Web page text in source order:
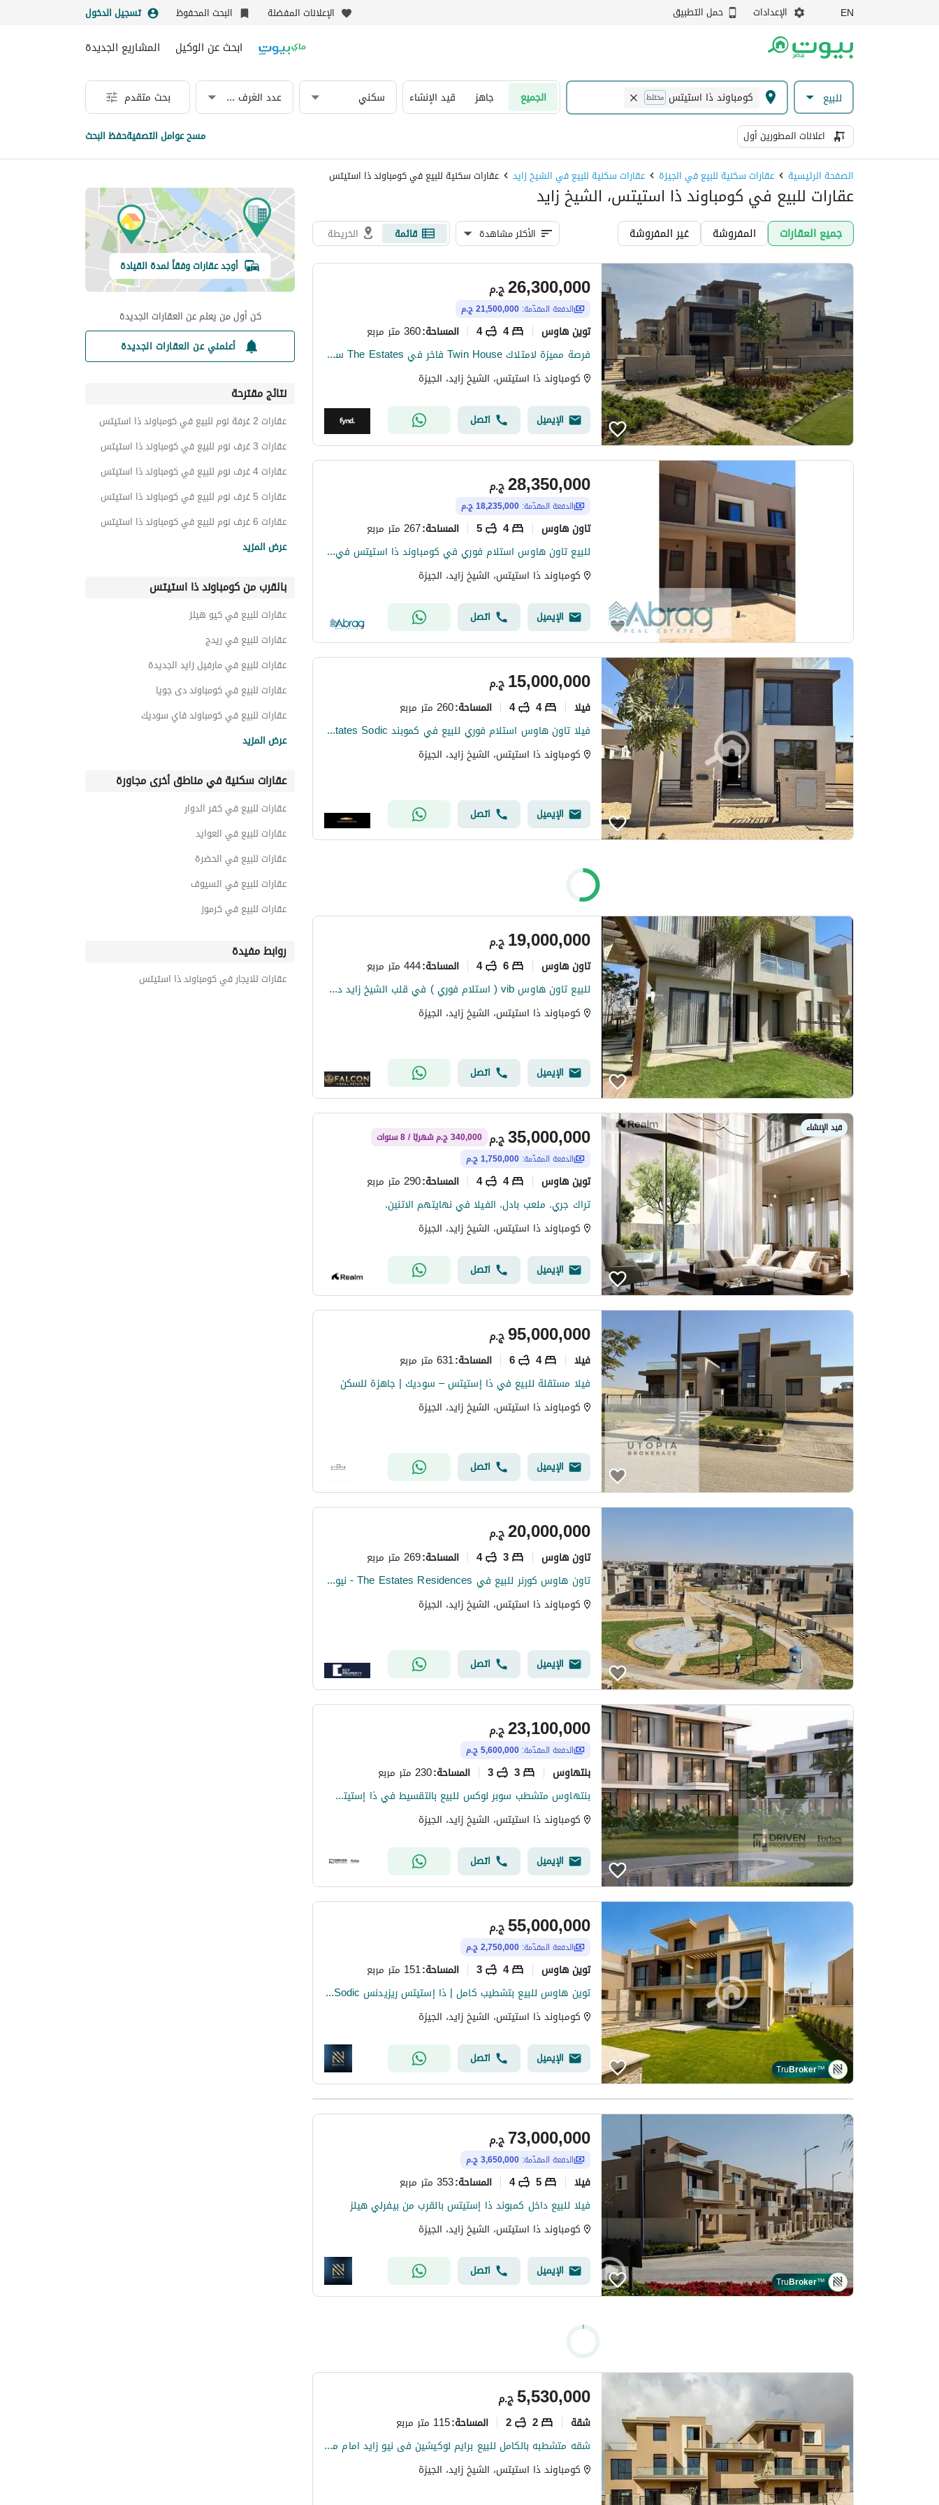
EN الإعدادات حمل التطبيق الإعلانات المفضلة البحث المحفوظ تسجيل الدخول
ابحث عن الوكيل المشاريع الجديدة
للبيع كومباوند ذا استيتس مختلط الجميع جاهز قيد الإنشاء سكني عدد الغرف & الحمامات بحث متقدم
اعلانات المطورين أول مسح عوامل التصفيةحفظ البحث
الصفحة الرئيسية عقارات سكنية للبيع في الجيزة عقارات سكنية للبيع في الشيخ زايد عقارات سكنية للبيع في كومباوند ذا استيتس
عقارات للبيع في كومباوند ذا استيتس، الشيخ زايد
جميع العقارات المفروشة غير المفروشة الأكثر مشاهدة قائمة الخريطة
ج.م26,300,000
الدفعة المقدّمة: 21,500,000 ج.م
توين هاوس 4
4 المساحة:360 متر مربع
فرصة مميزة لامتلاك Twin House فاخر في The Estates سوديك 360م أرض و290م مباني روف خاص واستلام فوري
كومباوند ذا استيتس، الشيخ زايد، الجيزة
الإيميل اتصل
ج.م28,350,000
الدفعة المقدّمة: 18,235,000 ج.م
تاون هاوس 4
5 المساحة:267 متر مربع
للبيع تاون هاوس استلام فوري في كومباوند ذا استيتس في زايد الجديدة
كومباوند ذا استيتس، الشيخ زايد، الجيزة
الإيميل اتصل
ج.م15,000,000
فیلا 4
4 المساحة:260 متر مربع
فيلا تاون هاوس استلام فوري للبيع في كموبند The Estates Sodic
كومباوند ذا استيتس، الشيخ زايد، الجيزة
الإيميل اتصل
ج.م19,000,000
تاون هاوس 6
4 المساحة:444 متر مربع
للبيع تاون هاوس vib ( استلام فوري ) في قلب الشيخ زايد دقائق من مطار سفنكس بجوار اعمال في سوديك استيتس Sodic Estates
كومباوند ذا استيتس، الشيخ زايد، الجيزة
الإيميل اتصل
قيد الإنشاء
ج.م35,000,000
340,000 ج.م شهريًا / 8 سنوات
الدفعة المقدّمة: 1,750,000 ج.م
توين هاوس 4
4 المساحة:290 متر مربع
تراك جري. ملعب بادل. الفيلا في نهايتهم الاتنين.
كومباوند ذا استيتس، الشيخ زايد، الجيزة
الإيميل اتصل
ج.م95,000,000
فیلا 4
6 المساحة:631 متر مربع
فيلا مستقلة للبيع في ذا إستيتس – سوديك | جاهزة للسكن
كومباوند ذا استيتس، الشيخ زايد، الجيزة
الإيميل اتصل
ج.م20,000,000
تاون هاوس 3
4 المساحة:269 متر مربع
تاون هاوس كورنر للبيع في The Estates Residences - نيو زايد
كومباوند ذا استيتس، الشيخ زايد، الجيزة
الإيميل اتصل
ج.م23,100,000
الدفعة المقدّمة: 5,600,000 ج.م
بنتهاوس 3
3 المساحة:230 متر مربع
بنتهاوس متشطب سوبر لوكس للبيع بالتقسيط في ذا إستيتس ريزيدنس سوديك نيو زايد استلام 2027The Estates Residences SODIC New Zayed Delivery 2027
كومباوند ذا استيتس، الشيخ زايد، الجيزة
الإيميل اتصل
TruBroker™
ج.م55,000,000
الدفعة المقدّمة: 2,750,000 ج.م
توين هاوس 4
3 المساحة:151 متر مربع
توين هاوس للبيع بتشطيب كامل | ذا إستيتس ريزيدنس The Estates Residence By Sodic
كومباوند ذا استيتس، الشيخ زايد، الجيزة
الإيميل اتصل
TruBroker™
ج.م73,000,000
الدفعة المقدّمة: 3,650,000 ج.م
فیلا 5
4 المساحة:353 متر مربع
فيلا للبيع داخل كمبوند ذا إستيتس بالقرب من بيفرلي هيلز
كومباوند ذا استيتس، الشيخ زايد، الجيزة
الإيميل اتصل
ج.م5,530,000
شقة 2
2 المساحة:115 متر مربع
شقه متشطبه بالكامل للبيع برايم لوكيشين فى نيو زايد امام مطار سفنكس
كومباوند ذا استيتس، الشيخ زايد، الجيزة
أوجد عقارات وفقاً لمدة القيادة
كن أول من يعلم عن العقارات الجديدة
أعلمني عن العقارات الجديدة
نتائج مقترحة
عقارات 2 غرفة نوم للبيع في كومباوند ذا استيتس
عقارات 3 غرف نوم للبيع في كومباوند ذا استيتس
عقارات 4 غرف نوم للبيع في كومباوند ذا استيتس
عقارات 5 غرف نوم للبيع في كومباوند ذا استيتس
عقارات 6 غرف نوم للبيع في كومباوند ذا استيتس
شقق للبيع في كومباوند ذا استيتس
تاون هاوس للبيع في كومباوند ذا استيتس
بنتهاوس للبيع في كومباوند ذا استيتس
عرض المزيد
بالقرب من كومباوند ذا استيتس
عقارات للبيع في كيو هيلز
عقارات للبيع في ريدج
عقارات للبيع في مارفيل زايد الجديدة
عقارات للبيع في كومباوند دى جويا
عقارات للبيع في كومباوند فاي سوديك
عقارات للبيع في كومباوند كارميل
عقارات للبيع في كومباوند فاها زايد الجديدة
عقارات للبيع في ديجويا
عرض المزيد
عقارات سكنية في مناطق أخرى مجاورة
عقارات للبيع في كفر الدوار
عقارات للبيع في العوايد
عقارات للبيع في الحضرة
عقارات للبيع في السيوف
عقارات للبيع في كرموز
روابط مفيدة
عقارات للايجار في كومباوند ذا استيتس